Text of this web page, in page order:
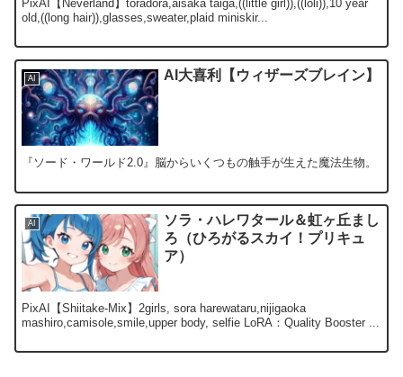
PixAI【Neverland】toradora,aisaka taiga,((little girl)),((loli)),10 year
old,((long hair)),glasses,sweater,plaid miniskir...
AI AI大喜利【ウィザーズブレイン】
『ソード・ワールド2.0』脳からいくつもの触手が生えた魔法生物。
AI
ソラ・ハレワタール＆虹ヶ丘まし
ろ（ひろがるスカイ！プリキュ
ア）
PixAI【Shiitake-Mix】2girls, sora harewataru,nijigaoka
mashiro,camisole,smile,upper body, selfie LoRA：Quality Booster ...